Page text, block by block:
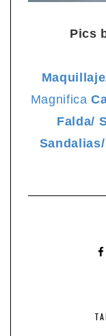
Pics
Magnifica
Falda/